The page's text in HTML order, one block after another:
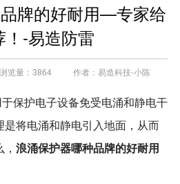
牌的好耐用—专家给
！-易造防雷
浏览量： 3864 作者： 易造科技-小陈
保护电子设备免受电涌和静电干
是将电涌和静电引入地面，从而
浪涌保护器哪种品牌的好耐用